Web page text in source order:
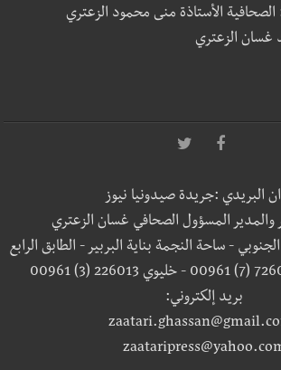
الصحافية الأستاذة منى محمود الزعتري
الزعتري
البريدي :جريدة صيدونيا نيوز
والمدير المسؤول الصحافي غسان الزعتري
- ساحة النجمة بناية البربير - الطابق الرابع
بريد إلكتروني: